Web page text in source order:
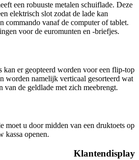
een robuuste metalen schuiflade. Deze
elektrisch slot zodat de lade kan
commando vanaf de computer of tablet.
voor de euromunten en -briefjes.
er geopteerd worden voor een flip-top
worden namelijk verticaal gesorteerd wat
van de geldlade met zich meebrengt.
moet u door midden van een druktoets op
kassa openen.
Klantendisplay